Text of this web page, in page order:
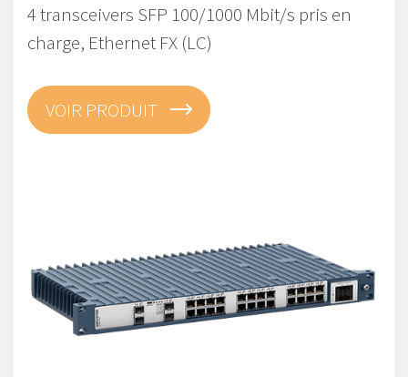
4 transceivers SFP 100/1000 Mbit/s pris en
charge, Ethernet FX (LC)
VOIR PRODUIT